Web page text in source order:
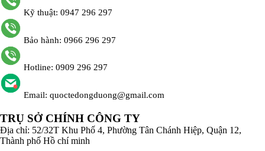
Kỹ thuật: 0947 296 297
Bảo hành: 0966 296 297
Hotline: 0909 296 297
Email: quoctedongduong@gmail.com
TRỤ SỞ CHÍNH CÔNG TY
Địa chỉ: 52/32T Khu Phố 4, Phường Tân Chánh Hiệp, Quận 12,
Thành phố Hồ chí minh